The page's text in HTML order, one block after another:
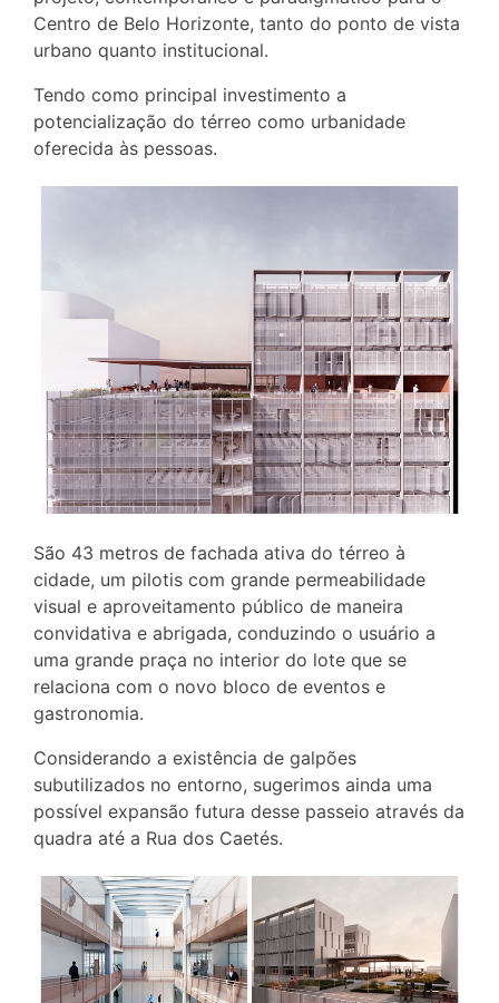
Centro de Belo Horizonte, tanto do ponto de vista
urbano quanto institucional.
Tendo como principal investimento a
potencialização do térreo como urbanidade
oferecida às pessoas.
São 43 metros de fachada ativa do térreo à
cidade, um pilotis com grande permeabilidade
visual e aproveitamento público de maneira
convidativa e abrigada, conduzindo o usuário a
uma grande praça no interior do lote que se
relaciona com o novo bloco de eventos e
gastronomia.
Considerando a existência de galpões
subutilizados no entorno, sugerimos ainda uma
possível expansão futura desse passeio através da
quadra até a Rua dos Caetés.